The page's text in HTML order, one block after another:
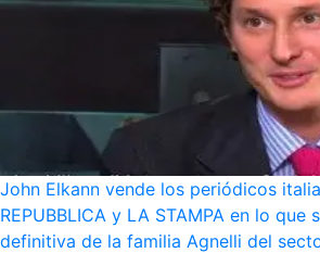
John Elkann vende los periódicos
REPUBBLICA y LA STAMPA en lo que
definitiva de la familia Agnelli del